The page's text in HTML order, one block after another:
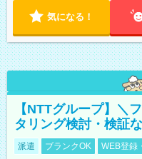
気になる！
【NTTグループ】＼
タリング検討・検証
派遣 ブランクOK WEB登録